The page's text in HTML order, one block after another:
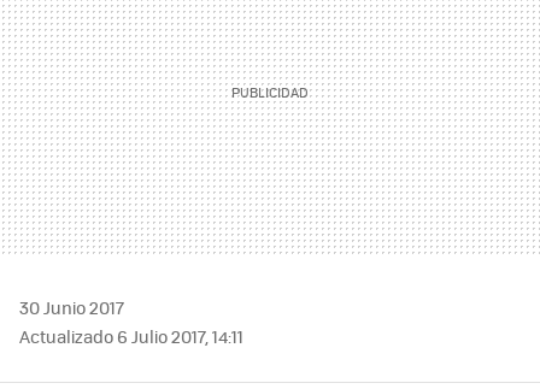
30 Junio 2017
Actualizado 6 Julio 2017, 14:11